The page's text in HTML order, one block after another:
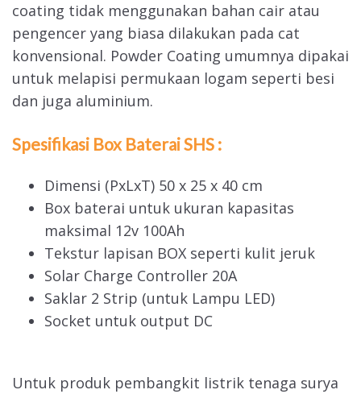
coating tidak menggunakan bahan cair atau
pengencer yang biasa dilakukan pada cat
konvensional. Powder Coating umumnya dipakai
untuk melapisi permukaan logam seperti besi
dan juga aluminium.
Spesifikasi Box Baterai SHS :
Dimensi (PxLxT) 50 x 25 x 40 cm
Box baterai untuk ukuran kapasitas
maksimal 12v 100Ah
Tekstur lapisan BOX seperti kulit jeruk
Solar Charge Controller 20A
Saklar 2 Strip (untuk Lampu LED)
Socket untuk output DC
Untuk produk pembangkit listrik tenaga surya